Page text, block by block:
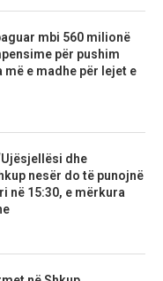
mbi 560 milionë
për pushim
e madhe për lejet e
dhe
nesër do të punojnë
në 15:30, e mërkura